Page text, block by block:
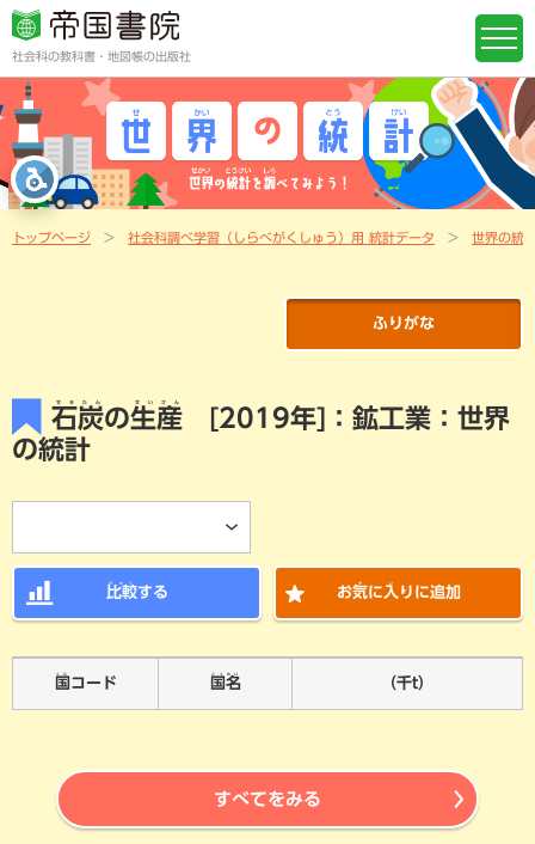
社会科の教科書・地図帳の出版社
トップページ 社会科調べ学習（しらべがくしゅう）用 統計データ 世界の統
ふりがな
石炭
せきたん
の生産
せいさん
[2019年]：鉱工業：世界
の統計
比較する お気に入 りに追加
国 コード 国名 （千t）
すべてをみる